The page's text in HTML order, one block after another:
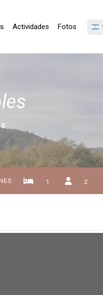
Actividades Fotos